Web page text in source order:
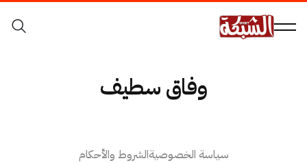
وفاق سطيف
سياسة الخصوصيةالشروط والأحكام